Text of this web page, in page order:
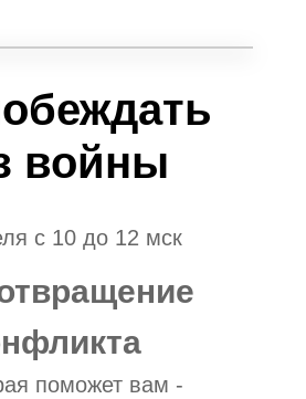
войны
с 10 до 12 мск
поможет вам